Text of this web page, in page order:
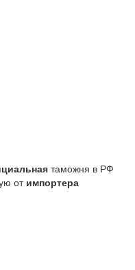
таможня в РФ
от импортера